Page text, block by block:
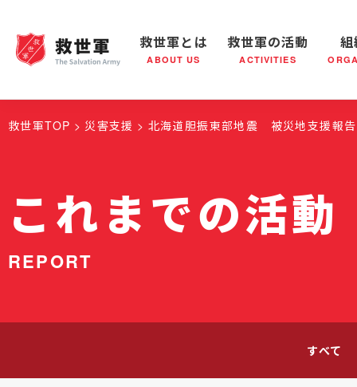
救世軍とは
ABOUT US
救世軍とは 世界が抱えている社会問題 救世軍
救世軍の活動
ACTIVITIES
救世軍の活動 社会鍋
組織概要
救世軍TOP 災害支援 北海道胆振東部地震 被災地支援報告
これまでの活動
REPORT
すべて